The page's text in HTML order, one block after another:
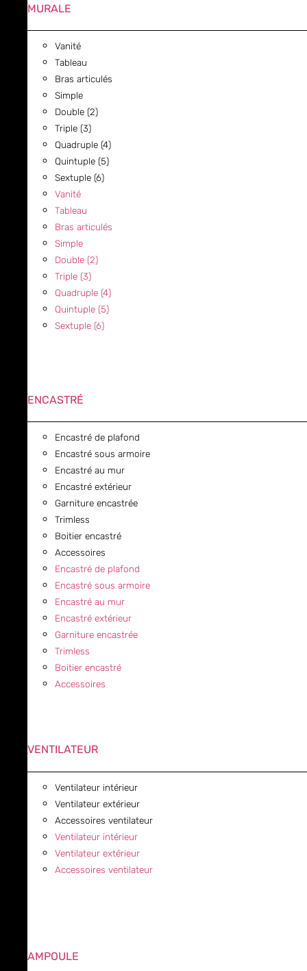
MURALE
Vanité
Tableau
Bras articulés
Simple
Double (2)
Triple (3)
Quadruple (4)
Quintuple (5)
Sextuple (6)
Vanité
Tableau
Bras articulés
Simple
Double (2)
Triple (3)
Quadruple (4)
Quintuple (5)
Sextuple (6)
ENCASTRÉ
Encastré de plafond
Encastré sous armoire
Encastré au mur
Encastré extérieur
Garniture encastrée
Trimless
Boitier encastré
Accessoires
Encastré de plafond
Encastré sous armoire
Encastré au mur
Encastré extérieur
Garniture encastrée
Trimless
Boitier encastré
Accessoires
VENTILATEUR
Ventilateur intérieur
Ventilateur extérieur
Accessoires ventilateur
Ventilateur intérieur
Ventilateur extérieur
Accessoires ventilateur
AMPOULE